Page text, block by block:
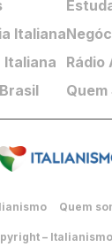
Italiana
Italiana
Rádio
Quem
Quem
–